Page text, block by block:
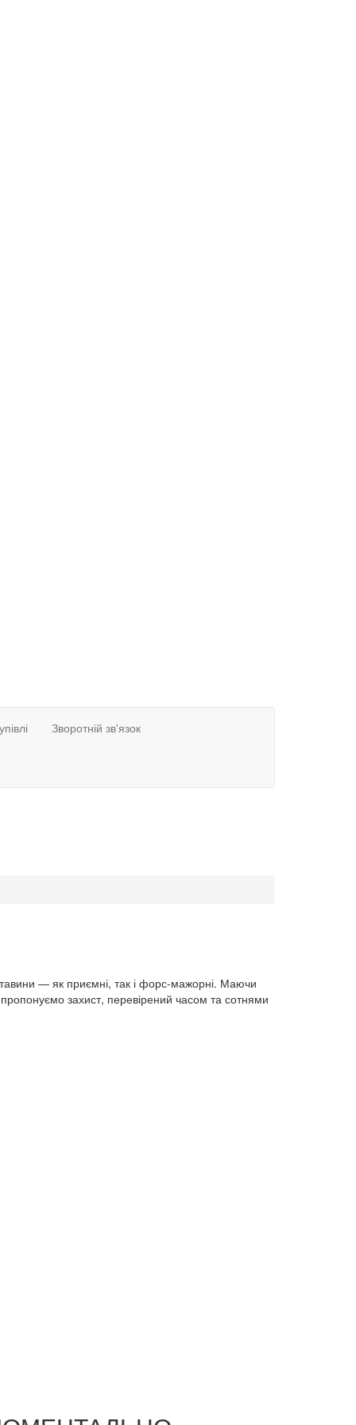
Зворотній зв'язок
— як приємні, так і форс-мажорні. Маючи
захист, перевірений часом та сотнями